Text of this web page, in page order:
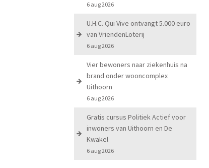
6 aug 2026
U.H.C. Qui Vive ontvangt 5.000 euro
van VriendenLoterij
6 aug 2026
Vier bewoners naar ziekenhuis na
brand onder wooncomplex
Uithoorn
6 aug 2026
Gratis cursus Politiek Actief voor
inwoners van Uithoorn en De
Kwakel
6 aug 2026